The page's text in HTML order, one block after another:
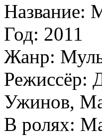
Название:
Год: 2011
Жанр:
Режиссёр:
Ужинов,
В ролях: